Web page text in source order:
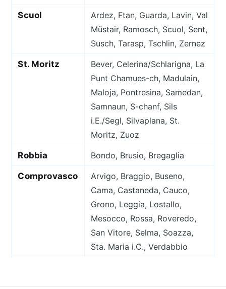
Scuol
Ardez, Ftan, Guarda, Lavin, Val
Müstair, Ramosch, Scuol, Sent,
Susch, Tarasp, Tschlin, Zernez
St. Moritz
Bever, Celerina/Schlarigna, La
Punt Chamues-ch, Madulain,
Maloja, Pontresina, Samedan,
Samnaun, S-chanf, Sils
i.E./Segl, Silvaplana, St.
Moritz, Zuoz
Robbia Bondo, Brusio, Bregaglia
Comprovasco
Arvigo, Braggio, Buseno,
Cama, Castaneda, Cauco,
Grono, Leggia, Lostallo,
Mesocco, Rossa, Roveredo,
San Vitore, Selma, Soazza,
Sta. Maria i.C., Verdabbio